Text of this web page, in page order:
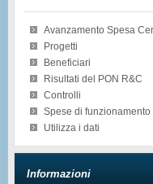
Avanzamento Spesa
Progetti
Beneficiari
Risultati del PON R&C
Controlli
Spese di funzionamento
Utilizza i dati
Informazioni